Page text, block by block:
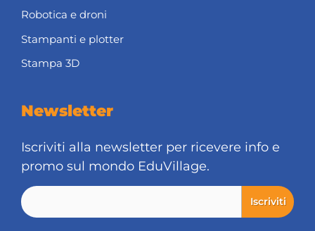
Robotica e droni
Stampanti e plotter
Stampa 3D
Newsletter
Iscriviti alla newsletter per ricevere info e
promo sul mondo EduVillage.